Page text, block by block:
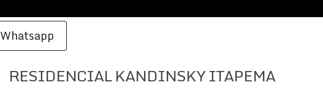
Whatsapp
RESIDENCIAL KANDINSKY ITAPEMA